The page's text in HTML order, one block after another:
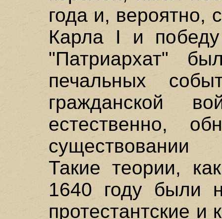
года и, вероятно,
Карла I и
"Патриархат"
печальных
гражданской
естественно,
существовании
Такие теории,
1640 году были
протестантские и